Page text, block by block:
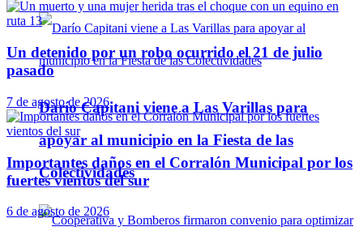
Darío Capitani viene a Las Varillas para
apoyar al municipio en la Fiesta de las
Colectividades
Un detenido por un robo ocurrido el 21 de julio
pasado
7 de agosto de 2026
Importantes daños en el Corralón Municipal por los
fuertes vientos del sur
6 de agosto de 2026